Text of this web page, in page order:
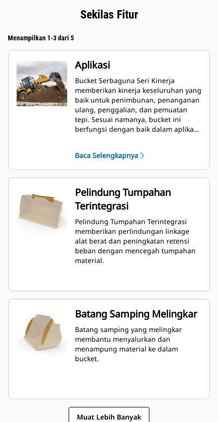
Sekilas Fitur
Menampilkan 1-3 dari 5
Aplikasi
Bucket Serbaguna Seri Kinerja
memberikan kinerja keseluruhan yang
baik untuk penimbunan, penanganan
ulang, penggalian, dan pemuatan
tepi. Sesuai namanya, bucket ini
berfungsi dengan baik dalam aplikasi
daya dobrak dan kondisi abrasi
standar. Ideal untuk aplikasi
penyeretan mundur dan pembuatan
kemiringan. Faktor pengisian untuk
bucket Seri Kinerja dapat ditingkatkan
hingga 115% dari kapasitas maksimal
yang ditentukan.
Baca Selengkapnya
Pelindung Tumpahan
Terintegrasi
Pelindung Tumpahan Terintegrasi
memberikan perlindungan linkage
alat berat dan peningkatan retensi
beban dengan mencegah tumpahan
material.
Batang Samping Melingkar
Batang samping yang melingkar
membantu menyalurkan dan
menampung material ke dalam
bucket.
Muat Lebih Banyak